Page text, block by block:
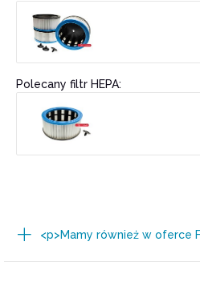
Polecany filtr HEPA:
<p>Mamy również w oferce